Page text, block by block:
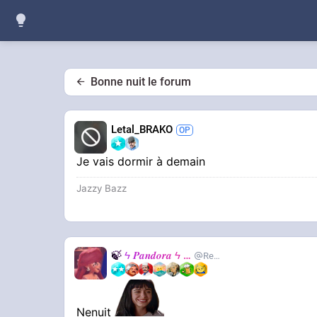
Bonne nuit le forum
Letal_BRAKO
Je vais dormir à demain
Jazzy Bazz
🍃 ϟ 𝑷𝒂𝒏𝒅𝒐𝒓𝒂 ϟ 🍃 RealJackie
Nenuit